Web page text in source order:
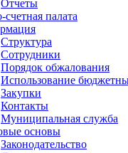
Отчеты
палата
Структура
Сотрудники
Порядок обжалования
Использование
Закупки
Контакты
Муниципальная служба
основы
Законодательство